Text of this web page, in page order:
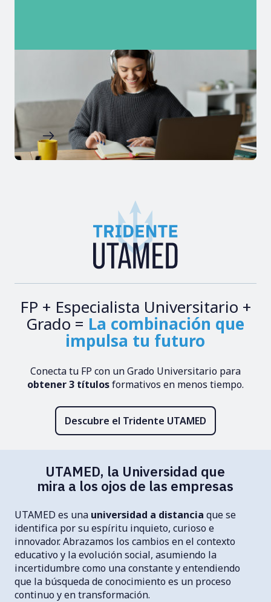
FP + Especialista Universitario +
Grado = La combinación que
impulsa tu futuro
Conecta tu FP con un Grado Universitario para
obtener 3 títulosformativos en menos tiempo.
Descubre el Tridente UTAMED
UTAMED, la Universidad que
mira a los ojos de las empresas
UTAMED es una universidad a distancia que se
identifica por su espíritu inquieto, curioso e
innovador. Abrazamos los cambios en el contexto
educativo y la evolución social, asumiendo la
incertidumbre como una constante y entendiendo
que la búsqueda de conocimiento es un proceso
continuo y en transformación.